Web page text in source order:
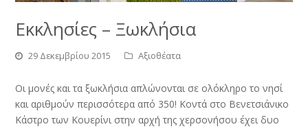
Εκκλησίες – Ξωκλήσια
29 Δεκεμβρίου 2015 Aξιοθέατα
Οι μονές και τα ξωκλήσια απλώνονται σε ολόκληρο το νησί
και αριθμούν περισσότερα από 350! Κοντά στο Βενετσιάνικο
Κάστρο των Κουερίνι στην αρχή της χερσονήσου έχει δυο